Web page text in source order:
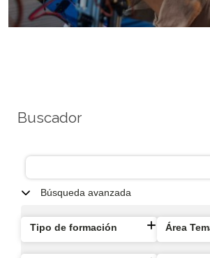
Buscador
Búsqueda avanzada
Tipo de formación Área